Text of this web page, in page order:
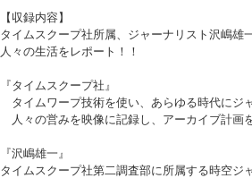
【収録内容】
タイムスクープ社所属、ジャーナリスト沢嶋雄
人々の生活をレポート！！
『タイムスクープ社』
タイムワープ技術を使い、あらゆる時代にジ
人々の営みを映像に記録し、アーカイブ計画
『沢嶋雄一』
タイムスクープ社第二調査部に所属する時空ジ